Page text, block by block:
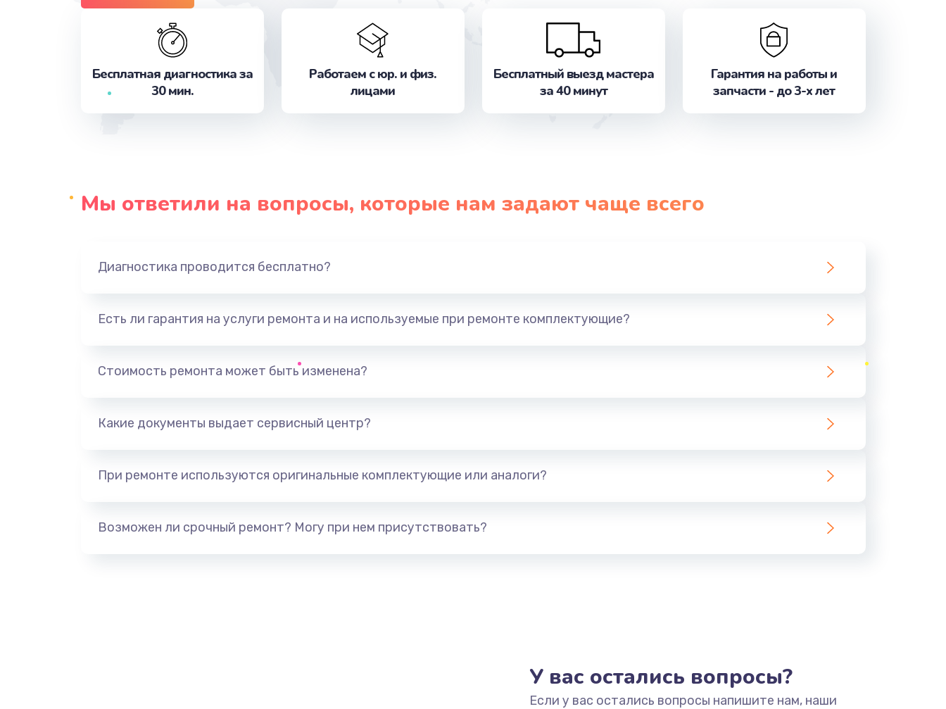
Бесплатная диагностика за
30 мин.
Работаем с юр. и физ.
лицами
Бесплатный выезд мастера
за 40 минут
Гарантия на работы и
запчасти - до 3-х лет
Мы ответили на вопросы, которые нам задают чаще всего
Диагностика проводится бесплатно?
Есть ли гарантия на услуги ремонта и на используемые при ремонте комплектующие?
Стоимость ремонта может быть изменена?
Какие документы выдает сервисный центр?
При ремонте используются оригинальные комплектующие или аналоги?
Возможен ли срочный ремонт? Могу при нем присутствовать?
У вас остались вопросы?
Если у вас остались вопросы напишите нам, наши